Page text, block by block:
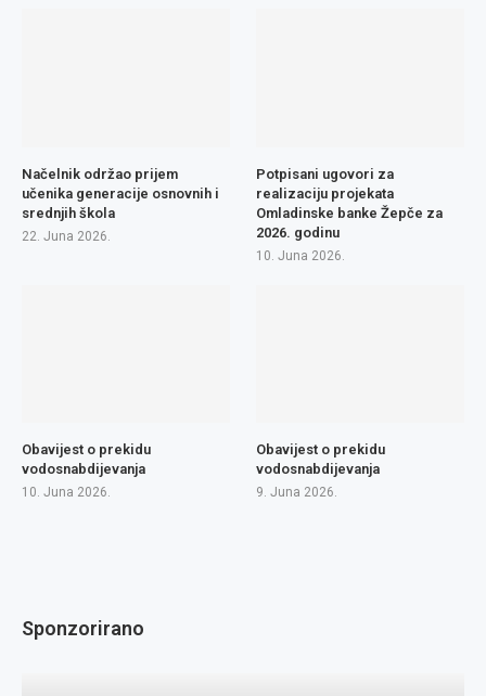
Načelnik održao prijem
učenika generacije osnovnih i
srednjih škola
22. Juna 2026.
Potpisani ugovori za
realizaciju projekata
Omladinske banke Žepče za
2026. godinu
10. Juna 2026.
Obavijest o prekidu
vodosnabdijevanja
10. Juna 2026.
Obavijest o prekidu
vodosnabdijevanja
9. Juna 2026.
Sponzorirano